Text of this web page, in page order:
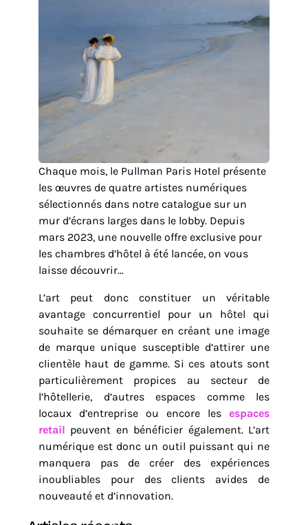
Chaque mois, le Pullman Paris Hotel présente
les œuvres de quatre artistes numériques
sélectionnés dans notre catalogue sur un
mur d’écrans larges dans le lobby. Depuis
mars 2023, une nouvelle offre exclusive pour
les chambres d’hôtel à été lancée, on vous
laisse découvrir…
L’art peut donc constituer un véritable
avantage concurrentiel pour un hôtel qui
souhaite se démarquer en créant une image
de marque unique susceptible d’attirer une
clientèle haut de gamme. Si ces atouts sont
particulièrement propices au secteur de
l’hôtellerie, d’autres espaces comme les
locaux d’entreprise ou encore les espaces
retail peuvent en bénéficier également. L’art
numérique est donc un outil puissant qui ne
manquera pas de créer des expériences
inoubliables pour des clients avides de
nouveauté et d’innovation.